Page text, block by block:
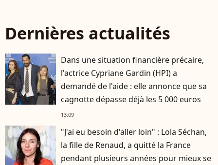
Dernières actualités
Dans une situation financière précaire,
l'actrice Cypriane Gardin (HPI) a
demandé de l'aide : elle annonce que sa
cagnotte dépasse déjà les 5 000 euros
13:09
"J'ai eu besoin d'aller loin" : Lola Séchan,
la fille de Renaud, a quitté la France
pendant plusieurs années pour mieux se